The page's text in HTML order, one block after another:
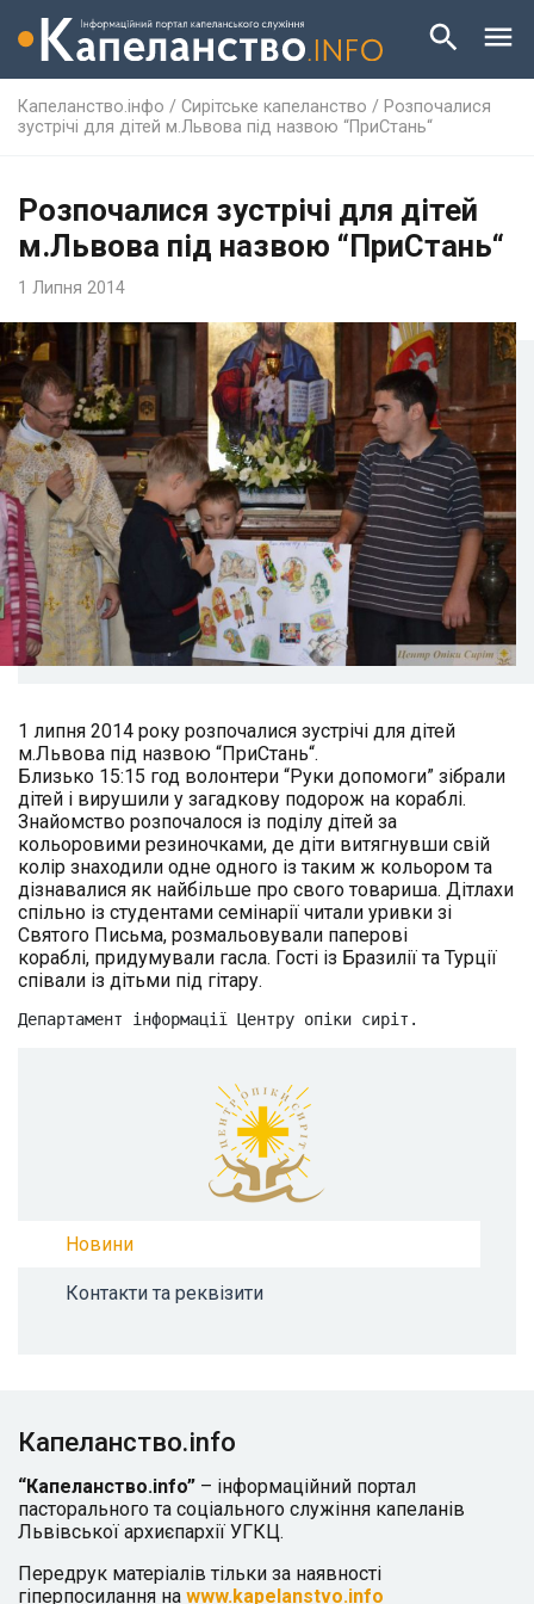
Капеланство.інфо / Сирітське капеланство / Розпочалися
зустрічі для дітей м.Львова під назвою “ПриСтань“
Розпочалися зустрічі для дітей
м.Львова під назвою “ПриСтань“
1 Липня 2014
1 липня 2014 року розпочалися зустрічі для дітей
м.Львова під назвою “ПриСтань“.
Близько 15:15 год волонтери “Руки допомоги” зібрали
дітей і вирушили у загадкову подорож на кораблі.
Знайомство розпочалося із поділу дітей за
кольоровими резиночками, де діти витягнувши свій
колір знаходили одне одного із таким ж кольором та
дізнавалися як найбільше про свого товариша. Дітлахи
спільно із студентами семінарії читали уривки зі
Святого Письма, розмальовували паперові
кораблі, придумували гасла. Гості із Бразилії та Турції
співали із дітьми під гітару.
Департамент інформації Центру опіки сиріт.
Новини
Контакти та реквізити
Капеланство.info
“Капеланство.info” – інформаційний портал
пасторального та соціального служіння капеланів
Львівської архиєпархії УГКЦ.
Передрук матеріалів тільки за наявності
гіперпосилання на www.kapelanstvo.info